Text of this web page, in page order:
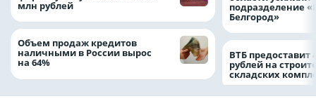
млн рублей
Объем продаж кредитов
наличными в России вырос
на 64%
подразделение
Белгород»
ВТБ предоставит
рублей на
складских